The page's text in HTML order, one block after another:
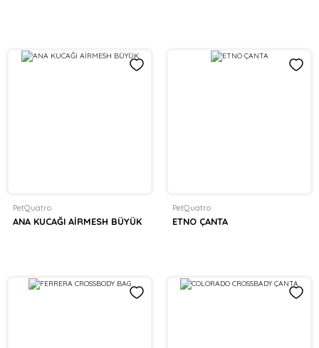
PetQuatro
ANA KUCAĞI AİRMESH BÜYÜK
PetQuatro
ETNO ÇANTA